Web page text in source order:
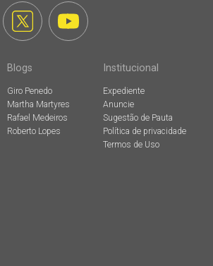
Blogs
Giro Penedo
Martha Martyres
Rafael Medeiros
Roberto Lopes
Institucional
Expediente
Anuncie
Sugestão de Pauta
Política de privacidade
Termos de Uso